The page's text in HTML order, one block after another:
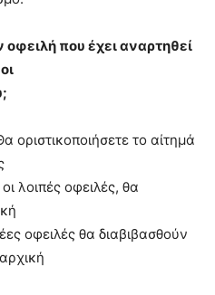
που έχει αναρτηθεί
οριστικοποιήσετε το αίτημά
λοιπές οφειλές, θα
οφειλές θα διαβιβασθούν